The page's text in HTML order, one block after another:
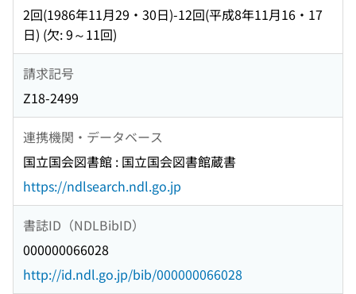
2回(1986年11月29・30日)-12回(平成8年11月16・17
日) (欠: 9～11回)
請求記号
Z18-2499
連携機関・データベース
国立国会図書館 : 国立国会図書館蔵書
https://ndlsearch.ndl.go.jp
書誌ID（NDLBibID）
000000066028
http://id.ndl.go.jp/bib/000000066028